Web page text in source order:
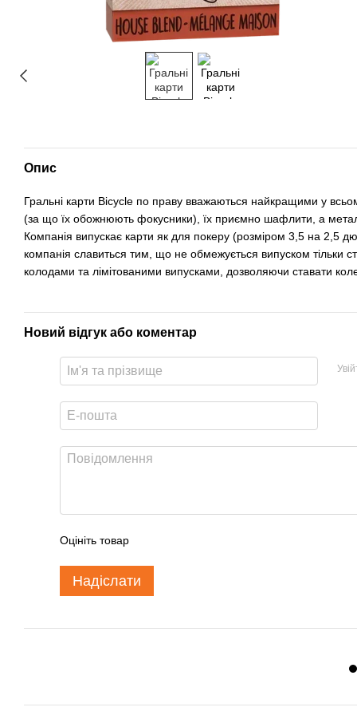
Опис
Гральні карти Bicycle по праву вважаються найкращими у
(за що їх обожнюють фокусники), їх приємно шафлити, а
Компанія випускає карти як для покеру (розміром 3,5 на
компанія славиться тим, що не обмежується випуском тільки
колодами та лімітованими випусками, дозволяючи ставати
Новий відгук або коментар
Оцініть товар
Надіслати